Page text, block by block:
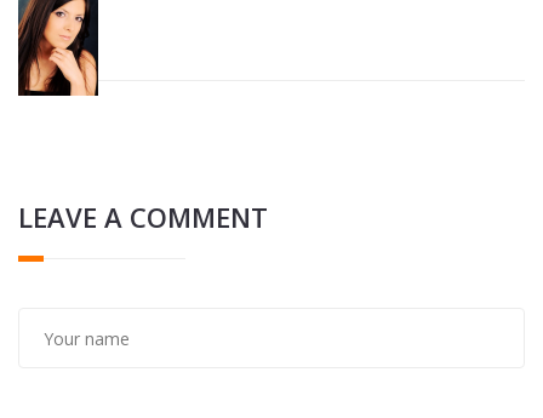
LEAVE A COMMENT